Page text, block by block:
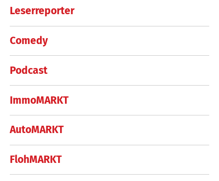
Leserreporter
Comedy
Podcast
ImmoMARKT
AutoMARKT
FlohMARKT